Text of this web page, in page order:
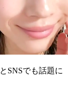
とSNSでも話題に